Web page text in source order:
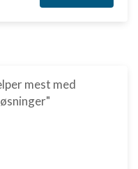
mest med